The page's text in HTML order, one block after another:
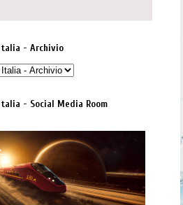
- Archivio
- Social Media Room